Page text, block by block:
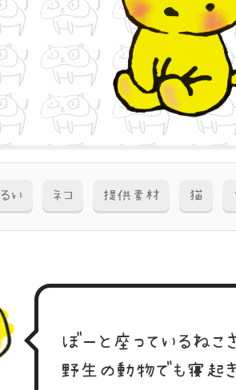
い ネコ 提供素材 猫
ぼーと座っているねこ
野生の動物でも寝起